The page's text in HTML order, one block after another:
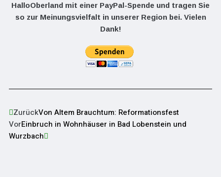
HalloOberland mit einer PayPal-Spende und tragen Sie
so zur Meinungsvielfalt in unserer Region bei. Vielen
Dank!
ZurückVon Altem Brauchtum: Reformationsfest
VorEinbruch in Wohnhäuser in Bad Lobenstein und
Wurzbach